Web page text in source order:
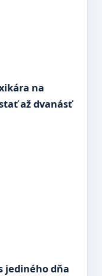
na
až dvanásť
jediného dňa